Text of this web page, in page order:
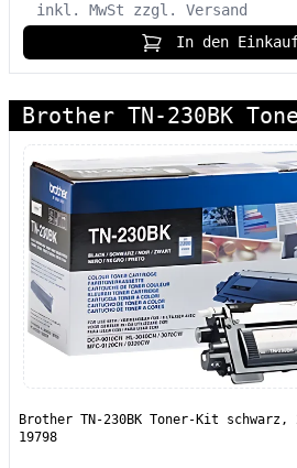
inkl. MwSt
zzgl. Versand
In den
Brother TN-230BK
Brother TN-230BK Toner-Kit
19798